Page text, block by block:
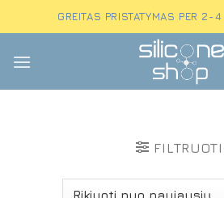
GREITAS PRISTATYMAS PER 2-
FILTRUOTI